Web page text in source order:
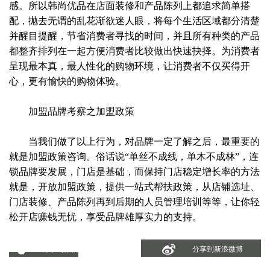
感。所以韩尚优品在店面装修和产品陈列上都追求简单搭
配，抛去无谓的乱花渐欲迷人眼，将每个生活区域都分清楚
并醒目提醒，节省消费者寻找的时间，并且所有种类的产品
都整齐排列在一起方便消费者比较做出快速抉择。为消费者
呈现最本真，最人性化的购物环境，让消费者不仅买得开
心，更有愉快的购物体验。
加盟品牌考察之加盟政策
当我们做了以上行为，对品牌一定了解之后，最重要的
就是加盟政策咨询。俗话说“单丝不成线，单木不成林”，连
锁品牌要发展，门店是基础，而保持门店稳定增长率的方法
就是，开放加盟政策，提供一站式帮扶政策，从店铺选址、
门店装修、产品陈列再到后期的人员管理培训等等，让你轻
松开店赚钱无忧，享受品牌雄厚实力的支持。
分享到新浪微博